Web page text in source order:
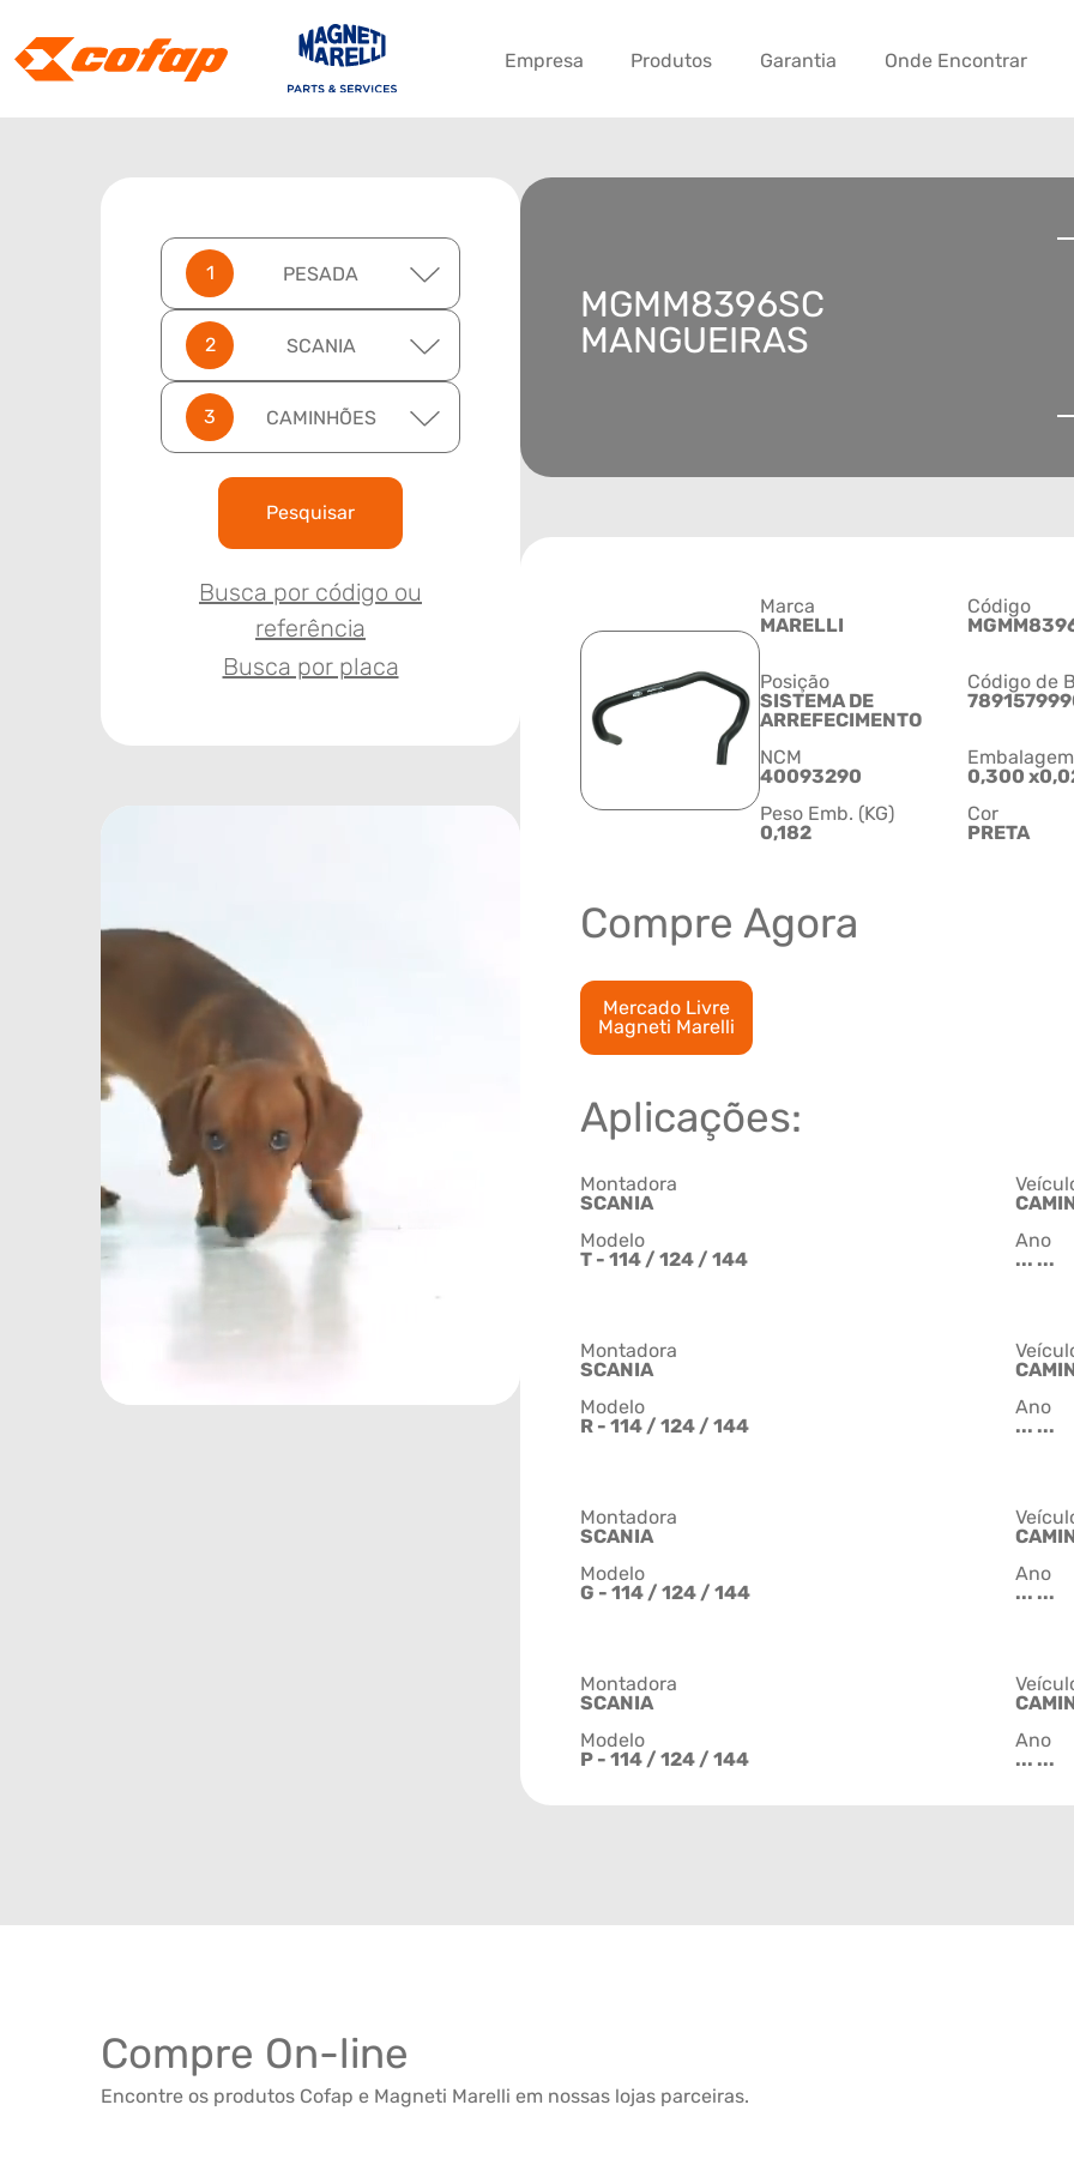
Empresa Produtos Garantia Onde Encontrar
PESADA
SCANIA
CAMINHÕES
Pesquisar
Busca por código ou
referência
Busca por placa
MGMM8396SC
MANGUEIRAS
Marca
MARELLI
Código
Posição
SISTEMA DE
ARREFECIMENTO
Código de
NCM
40093290
0,300
Peso Emb. (KG)
0,182
Cor
PRETA
Compre Agora
Mercado Livre
Magneti Marelli
Aplicações:
Montadora
SCANIA
Modelo
T - 114 / 124 / 144
Ano
... ...
Montadora
SCANIA
Modelo
R - 114 / 124 / 144
Ano
... ...
Montadora
SCANIA
Modelo
G - 114 / 124 / 144
Ano
... ...
Montadora
SCANIA
Modelo
P - 114 / 124 / 144
Ano
... ...
Compre On-line
Encontre os produtos Cofap e Magneti Marelli em nossas lojas parceiras.